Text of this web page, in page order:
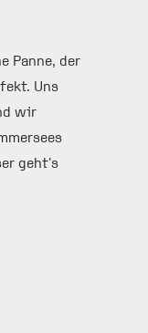
Panne, der
Uns
wir
geht's